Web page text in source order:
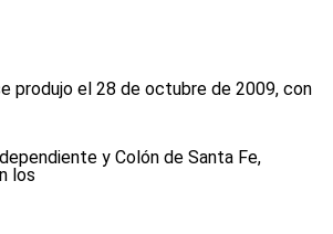
produjo el 28 de octubre de 2009, con
y Colón de Santa Fe,
los